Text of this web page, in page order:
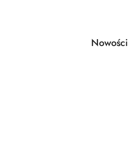
Pomiń karuzelę produktów
Produkty
Nowości